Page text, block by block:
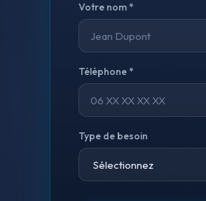
Votre nom *
Téléphone *
Type de besoin